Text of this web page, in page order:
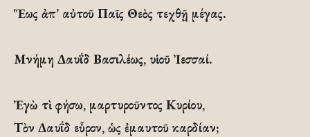
Ἕως ἀπ’ αὐτοῦ Παῖς Θεὸς τεχθῇ μέγας.
Μνήμη Δαυΐδ Βασιλέως, υἱοῦ Ἰεσσαί.
Ἐγὼ τὶ φήσω, μαρτυροῦντος Κυρίου,
Τὸν Δαυΐδ εὗρον, ὡς ἐμαυτοῦ καρδίαν;